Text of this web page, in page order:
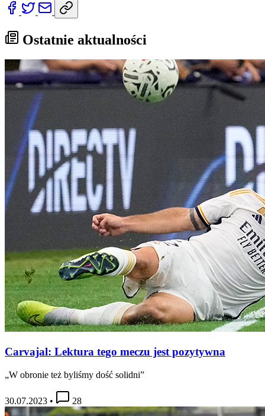
Ostatnie aktualności
Carvajal: Lektura tego meczu jest pozytywna
„W obronie też byliśmy dość solidni”
30.07.2023 • 28